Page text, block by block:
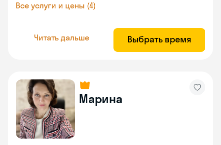
Все услуги и цены (4)
Читать дальше Выбрать время
Марина